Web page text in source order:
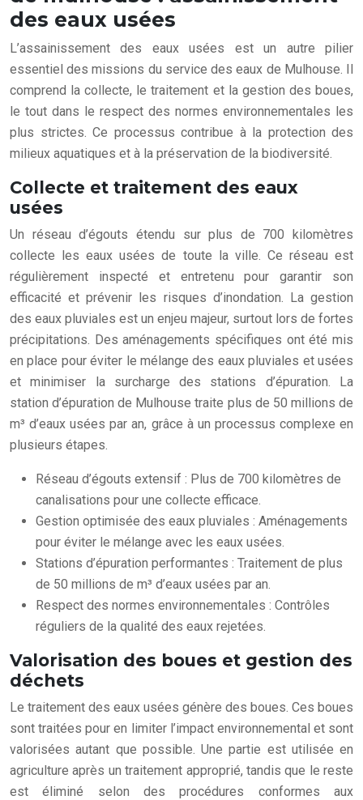
des eaux usées
L’assainissement des eaux usées est un autre pilier
essentiel des missions du service des eaux de Mulhouse. Il
comprend la collecte, le traitement et la gestion des boues,
le tout dans le respect des normes environnementales les
plus strictes. Ce processus contribue à la protection des
milieux aquatiques et à la préservation de la biodiversité.
Collecte et traitement des eaux
usées
Un réseau d’égouts étendu sur plus de 700 kilomètres
collecte les eaux usées de toute la ville. Ce réseau est
régulièrement inspecté et entretenu pour garantir son
efficacité et prévenir les risques d’inondation. La gestion
des eaux pluviales est un enjeu majeur, surtout lors de fortes
précipitations. Des aménagements spécifiques ont été mis
en place pour éviter le mélange des eaux pluviales et usées
et minimiser la surcharge des stations d’épuration. La
station d’épuration de Mulhouse traite plus de 50 millions de
m³ d’eaux usées par an, grâce à un processus complexe en
plusieurs étapes.
Réseau d’égouts extensif : Plus de 700 kilomètres de
canalisations pour une collecte efficace.
Gestion optimisée des eaux pluviales : Aménagements
pour éviter le mélange avec les eaux usées.
Stations d’épuration performantes : Traitement de plus
de 50 millions de m³ d’eaux usées par an.
Respect des normes environnementales : Contrôles
réguliers de la qualité des eaux rejetées.
Valorisation des boues et gestion des
déchets
Le traitement des eaux usées génère des boues. Ces boues
sont traitées pour en limiter l’impact environnemental et sont
valorisées autant que possible. Une partie est utilisée en
agriculture après un traitement approprié, tandis que le reste
est éliminé selon des procédures conformes aux